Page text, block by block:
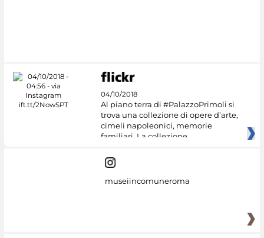
04/10/2018
Al piano terra di #PalazzoPrimoli si
trova una collezione di opere d’arte,
cimeli napoleonici, memorie
familiari. La collezione
museiincomuneroma